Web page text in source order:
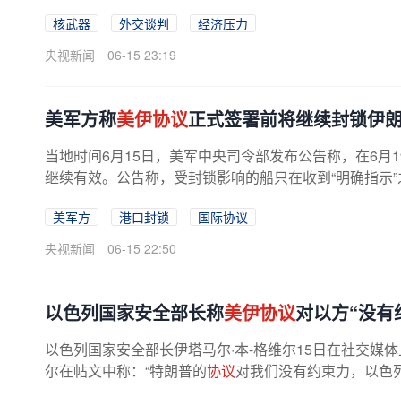
核武器 外交谈判
经济压力
央视新闻
06-15 23:19
美军方称美伊协议正式签署前将继续封锁伊
当地时间6月15日，美军中央司令部发布公告称，在6月
继续有效。公告称，受封锁影响的船只在收到“明确指示
美军方 港口封锁
国际协议
央视新闻
06-15 22:50
以色列国家安全部长称美伊协议对以方“没有
以色列国家安全部长伊塔马尔·本-格维尔15日在社交媒
尔在帖文中称：“特朗普的协议对我们没有约束力，以